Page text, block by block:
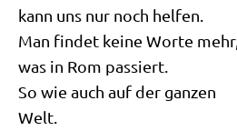
kann uns nur noch helfen.
Man fin­det kei­ne Wor­te mehr,
was in Rom passiert.
So wie auch auf der ganzen
Welt.